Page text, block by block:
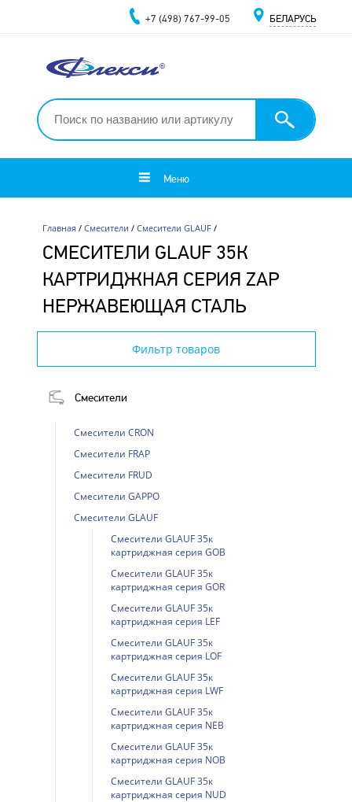
+7 (498) 767-99-05 БЕЛАРУСЬ
Меню
Главная/ Смесители / Смесители GLAUF/
СМЕСИТЕЛИ GLAUF 35К
КАРТРИДЖНАЯ СЕРИЯ ZAP
НЕРЖАВЕЮЩАЯ СТАЛЬ
Фильтр товаров
Смесители
Смесители CRON
Смесители FRAP
Смесители FRUD
Смесители GAPPO
Смесители GLAUF
Смесители GLAUF 35к
картриджная серия GOB
Смесители GLAUF 35к
картриджная серия GOR
Смесители GLAUF 35к
картриджная серия LEF
Смесители GLAUF 35к
картриджная серия LOF
Смесители GLAUF 35к
картриджная серия LWF
Смесители GLAUF 35к
картриджная серия NEB
Смесители GLAUF 35к
картриджная серия NOB
Смесители GLAUF 35к
картриджная серия NUD